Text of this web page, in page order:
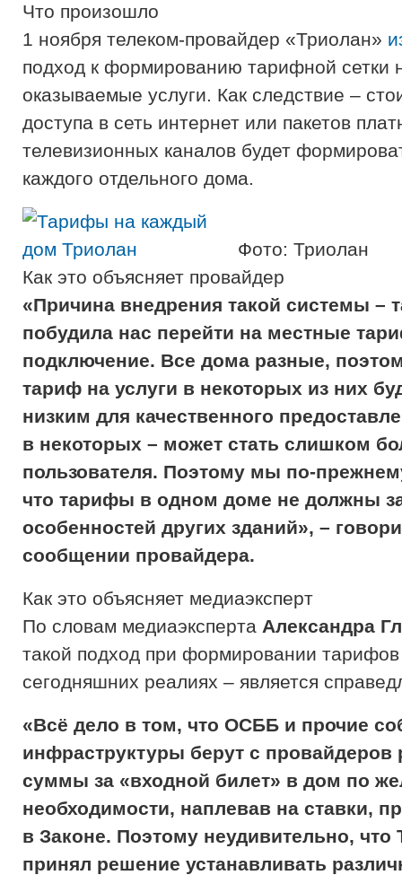
Что произошло
1 ноября телеком-провайдер «Триолан»
подход к формированию тарифной сетки
оказываемые услуги. Как следствие –
доступа в сеть интернет или пакетов
телевизионных каналов будет
каждого отдельного дома.
Фото: Триолан
Как это объясняет провайдер
«Причина внедрения такой системы –
побудила нас перейти на местные
подключение. Все дома разные,
тариф на услуги в некоторых из них
низким для качественного
в некоторых – может стать слишком
пользователя. Поэтому мы по-
что тарифы в одном доме не должны
особенностей других зданий», –
сообщении провайдера.
Как это объясняет медиаэксперт
По словам медиаэксперта Александра
такой подход при формировании
сегодняшних реалиях – является
«Всё дело в том, что ОСББ и прочие
инфраструктуры берут с провайдеров
суммы за «входной билет» в дом по
необходимости, наплевав на ставки,
в Законе. Поэтому неудивительно, что
принял решение устанавливать